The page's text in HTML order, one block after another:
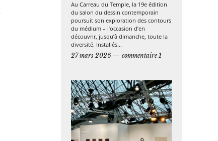
Au Carreau du Temple, la 19e édition
du salon du dessin contemporain
poursuit son exploration des contours
du médium – l’occasion d’en
découvrir, jusqu’à dimanche, toute la
diversité. Installés...
27 mars 2026
commentaire 1